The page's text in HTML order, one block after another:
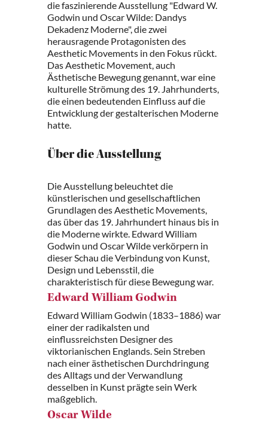
die faszinierende Ausstellung "Edward W.
Godwin und Oscar Wilde: Dandys
Dekadenz Moderne", die zwei
herausragende Protagonisten des
Aesthetic Movements in den Fokus rückt.
Das Aesthetic Movement, auch
Ästhetische Bewegung genannt, war eine
kulturelle Strömung des 19. Jahrhunderts,
die einen bedeutenden Einfluss auf die
Entwicklung der gestalterischen Moderne
hatte.
Über die Ausstellung
Die Ausstellung beleuchtet die
künstlerischen und gesellschaftlichen
Grundlagen des Aesthetic Movements,
das über das 19. Jahrhundert hinaus bis in
die Moderne wirkte. Edward William
Godwin und Oscar Wilde verkörpern in
dieser Schau die Verbindung von Kunst,
Design und Lebensstil, die
charakteristisch für diese Bewegung war.
Edward William Godwin
Edward William Godwin (1833–1886) war
einer der radikalsten und
einflussreichsten Designer des
viktorianischen Englands. Sein Streben
nach einer ästhetischen Durchdringung
des Alltags und der Verwandlung
desselben in Kunst prägte sein Werk
maßgeblich.
Oscar Wilde